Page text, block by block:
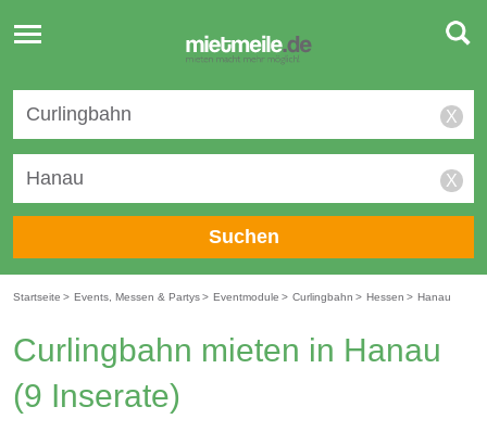
Toggle
navigation
X
X
Suchen
Startseite > Events, Messen & Partys> Eventmodule > Curlingbahn > Hessen > Hanau
Curlingbahn mieten in Hanau
(9 Inserate)